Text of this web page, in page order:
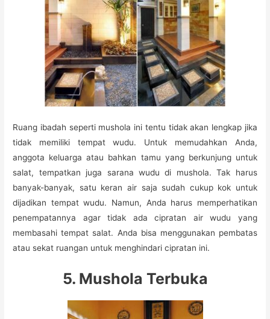
Ruang ibadah seperti mushola ini tentu tidak akan lengkap jika
tidak memiliki tempat wudu. Untuk memudahkan Anda,
anggota keluarga atau bahkan tamu yang berkunjung untuk
salat, tempatkan juga sarana wudu di mushola. Tak harus
banyak-banyak, satu keran air saja sudah cukup kok untuk
dijadikan tempat wudu. Namun, Anda harus memperhatikan
penempatannya agar tidak ada cipratan air wudu yang
membasahi tempat salat. Anda bisa menggunakan pembatas
atau sekat ruangan untuk menghindari cipratan ini.
5. Mushola Terbuka